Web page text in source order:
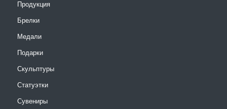
Продукция
Брелки
Медали
Подарки
Скульптуры
Статуэтки
Сувениры